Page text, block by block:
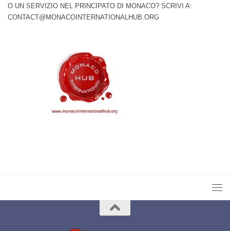
O UN SERVIZIO NEL PRINCIPATO DI MONACO? SCRIVI A:
CONTACT@MONACOINTERNATIONALHUB.ORG